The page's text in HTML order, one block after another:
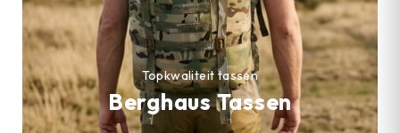
Berghaus Tassen
Topkwaliteit tassen